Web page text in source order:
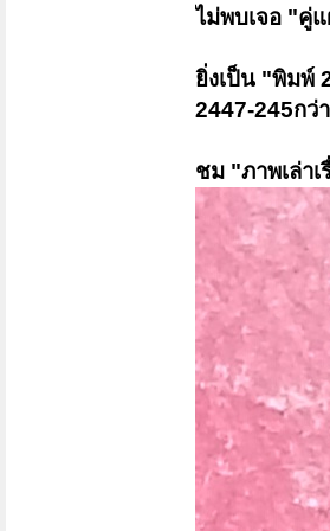
ไม่พบเจอ "คู่
ยิ่งเป็น "พิมพ์
2447-245กว่า
ชม "ภาพเล่า